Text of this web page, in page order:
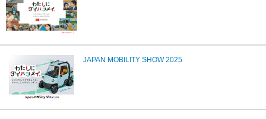
JAPAN MOBILITY SHOW 2025